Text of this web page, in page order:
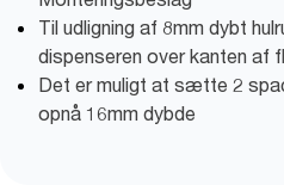
Til udligning af 8mm dybt
dispenseren over kanten af
Det er muligt at sætte 2
opnå 16mm dybde